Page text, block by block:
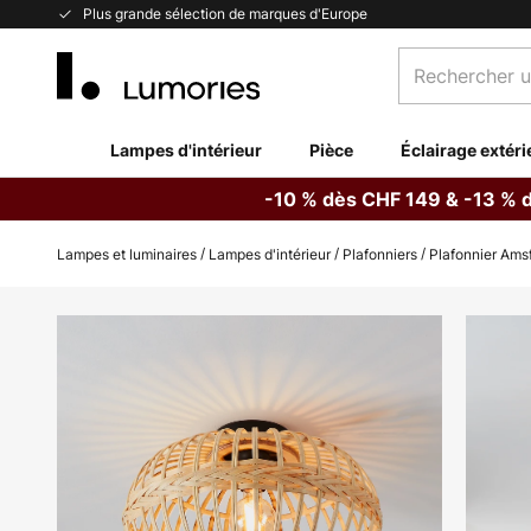
Plus grande sélection de marques d'Europe
Allez
un
catégorie...
Lampes d'intérieur Pièce Éclairage
-10 % dès CHF 149 & -13 %
Lampes et luminaires Lampes d'intérieur Plafonniers Plafonnier